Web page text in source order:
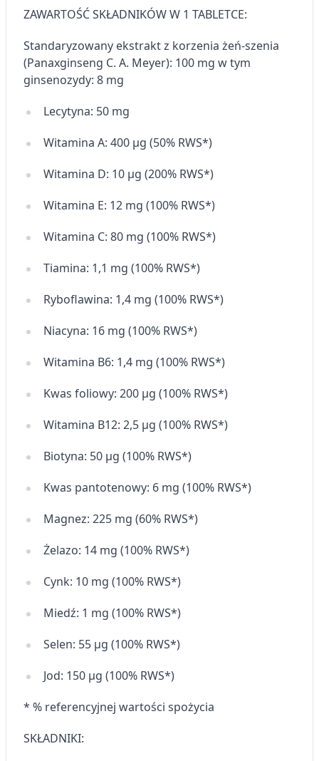
ZAWARTOŚĆ SKŁADNIKÓW W 1 TABLETCE:
Standaryzowany ekstrakt z korzenia żeń-szenia
(Panaxginseng C. A. Meyer): 100 mg w tym
ginsenozydy: 8 mg
Lecytyna: 50 mg
Witamina A: 400 µg (50% RWS*)
Witamina D: 10 µg (200% RWS*)
Witamina E: 12 mg (100% RWS*)
Witamina C: 80 mg (100% RWS*)
Tiamina: 1,1 mg (100% RWS*)
Ryboflawina: 1,4 mg (100% RWS*)
Niacyna: 16 mg (100% RWS*)
Witamina B6: 1,4 mg (100% RWS*)
Kwas foliowy: 200 µg (100% RWS*)
Witamina B12: 2,5 µg (100% RWS*)
Biotyna: 50 µg (100% RWS*)
Kwas pantotenowy: 6 mg (100% RWS*)
Magnez: 225 mg (60% RWS*)
Żelazo: 14 mg (100% RWS*)
Cynk: 10 mg (100% RWS*)
Miedź: 1 mg (100% RWS*)
Selen: 55 µg (100% RWS*)
Jod: 150 µg (100% RWS*)
* % referencyjnej wartości spożycia
SKŁADNIKI:
Tworzenie profili w celu
Wykorzystanie profili do wyboru
spersonalizowanych reklam
spersonalizowanych treści
Pomiar efektywności reklam
Pomiar efektywności treści
Rozumienie odbiorców dzięki statystyce lub
kombinacji danych z różnych źródeł
Rozwój i ulepszanie usług
Wykorzystywanie ograniczonych danych do
Funkcje specjalne IAB:
Użycie dokładnych danych
geolokalizacyjnych
Identyfikowanie urządzeń na podstawie
Cele przetwarzania inne niż IAB:
Niezbędne
Wydajność (Performance)
Reklama / śledzenie